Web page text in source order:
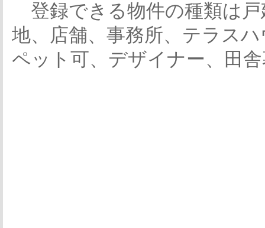
登録できる物件の種類は
地、店舗、事務所、テラス
ペット可、デザイナー、田